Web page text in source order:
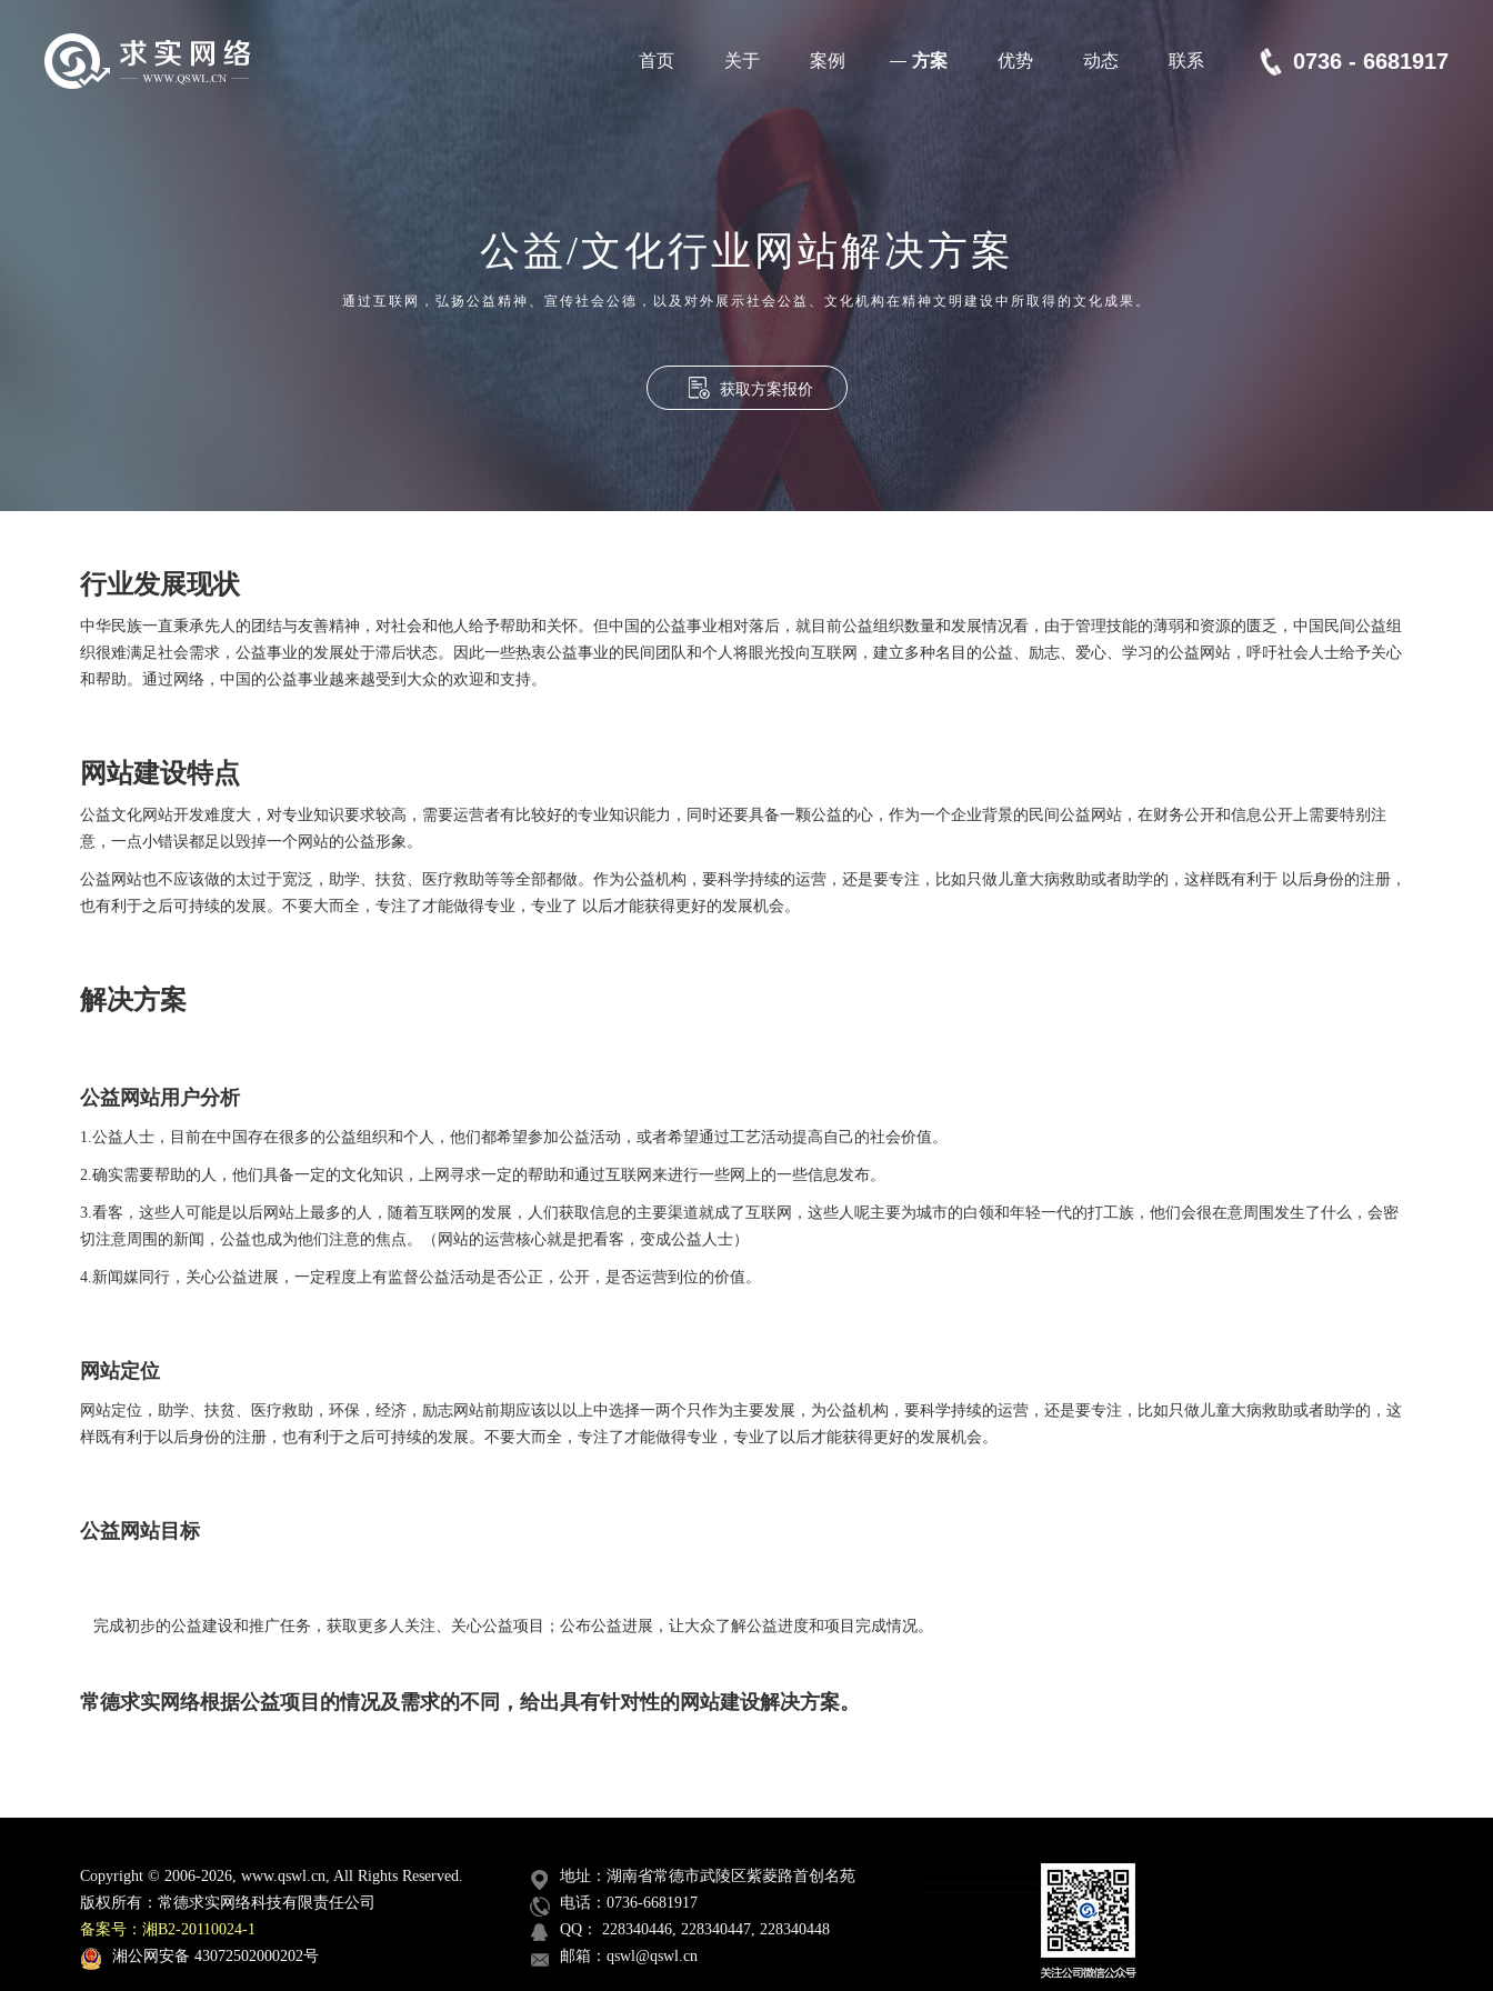
首页 关于 案例 方案 优势 动态 联系 0736 - 6681917
公益/文化行业网站解决方案
通过互联网，弘扬公益精神、宣传社会公德，以及对外展示社会公益、文化机构在精神文明建设中所取得的文化成果。
获取方案报价
行业发展现状
中华民族一直秉承先人的团结与友善精神，对社会和他人给予帮助和关怀。但中国的公益事业相对落后，就目前公益组织数量和发展情况看，由于管理技能的薄弱和资源的匮乏，中国民间公益组
织很难满足社会需求，公益事业的发展处于滞后状态。因此一些热衷公益事业的民间团队和个人将眼光投向互联网，建立多种名目的公益、励志、爱心、学习的公益网站，呼吁社会人士给予关心
和帮助。通过网络，中国的公益事业越来越受到大众的欢迎和支持。
网站建设特点
公益文化网站开发难度大，对专业知识要求较高，需要运营者有比较好的专业知识能力，同时还要具备一颗公益的心，作为一个企业背景的民间公益网站，在财务公开和信息公开上需要特别注
意，一点小错误都足以毁掉一个网站的公益形象。
公益网站也不应该做的太过于宽泛，助学、扶贫、医疗救助等等全部都做。作为公益机构，要科学持续的运营，还是要专注，比如只做儿童大病救助或者助学的，这样既有利于 以后身份的注册，
也有利于之后可持续的发展。不要大而全，专注了才能做得专业，专业了 以后才能获得更好的发展机会。
解决方案
公益网站用户分析
1.公益人士，目前在中国存在很多的公益组织和个人，他们都希望参加公益活动，或者希望通过工艺活动提高自己的社会价值。
2.确实需要帮助的人，他们具备一定的文化知识，上网寻求一定的帮助和通过互联网来进行一些网上的一些信息发布。
3.看客，这些人可能是以后网站上最多的人，随着互联网的发展，人们获取信息的主要渠道就成了互联网，这些人呢主要为城市的白领和年轻一代的打工族，他们会很在意周围发生了什么，会密
切注意周围的新闻，公益也成为他们注意的焦点。（网站的运营核心就是把看客，变成公益人士）
4.新闻媒同行，关心公益进展，一定程度上有监督公益活动是否公正，公开，是否运营到位的价值。
网站定位
网站定位，助学、扶贫、医疗救助，环保，经济，励志网站前期应该以以上中选择一两个只作为主要发展，为公益机构，要科学持续的运营，还是要专注，比如只做儿童大病救助或者助学的，这
样既有利于以后身份的注册，也有利于之后可持续的发展。不要大而全，专注了才能做得专业，专业了以后才能获得更好的发展机会。
公益网站目标
完成初步的公益建设和推广任务，获取更多人关注、关心公益项目；公布公益进展，让大众了解公益进度和项目完成情况。
常德求实网络根据公益项目的情况及需求的不同，给出具有针对性的网站建设解决方案。
Copyright © 2006-2026, www.qswl.cn, All Rights Reserved.
版权所有： 常德求实网络科技有限责任公司
备案号：湘B2-20110024-1
湘公网安备 43072502000202号
地址：湖南省常德市武陵区紫菱路首创名苑
电话：0736-6681917
QQ： 228340446, 228340447, 228340448
邮箱：qswl@qswl.cn